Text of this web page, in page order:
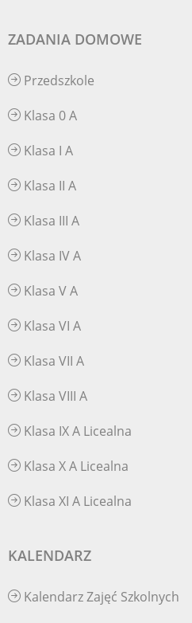
ZADANIA DOMOWE
Przedszkole
Klasa 0 A
Klasa I A
Klasa II A
Klasa III A
Klasa IV A
Klasa V A
Klasa VI A
Klasa VII A
Klasa VIII A
Klasa IX A Licealna
Klasa X A Licealna
Klasa XI A Licealna
KALENDARZ
Kalendarz Zajęć Szkolnych